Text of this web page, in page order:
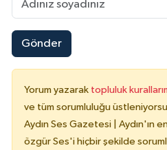
Gönder
Yorum yazarak topluluk
ve tüm sorumluluğu
Aydın Ses Gazetesi | Aydın'ın
özgür Ses'i hiçbir şekilde